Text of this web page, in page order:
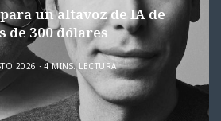
un altavoz de IA de
de 300 dólares
2026 4 MINS. LECTURA